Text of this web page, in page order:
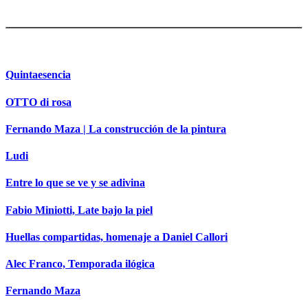
Quintaesencia
OTTO di rosa
Fernando Maza | La construcción de la pintura
Ludi
Entre lo que se ve y se adivina
Fabio Miniotti, Late bajo la piel
Huellas compartidas, homenaje a Daniel Callori
Alec Franco, Temporada ilógica
Fernando Maza